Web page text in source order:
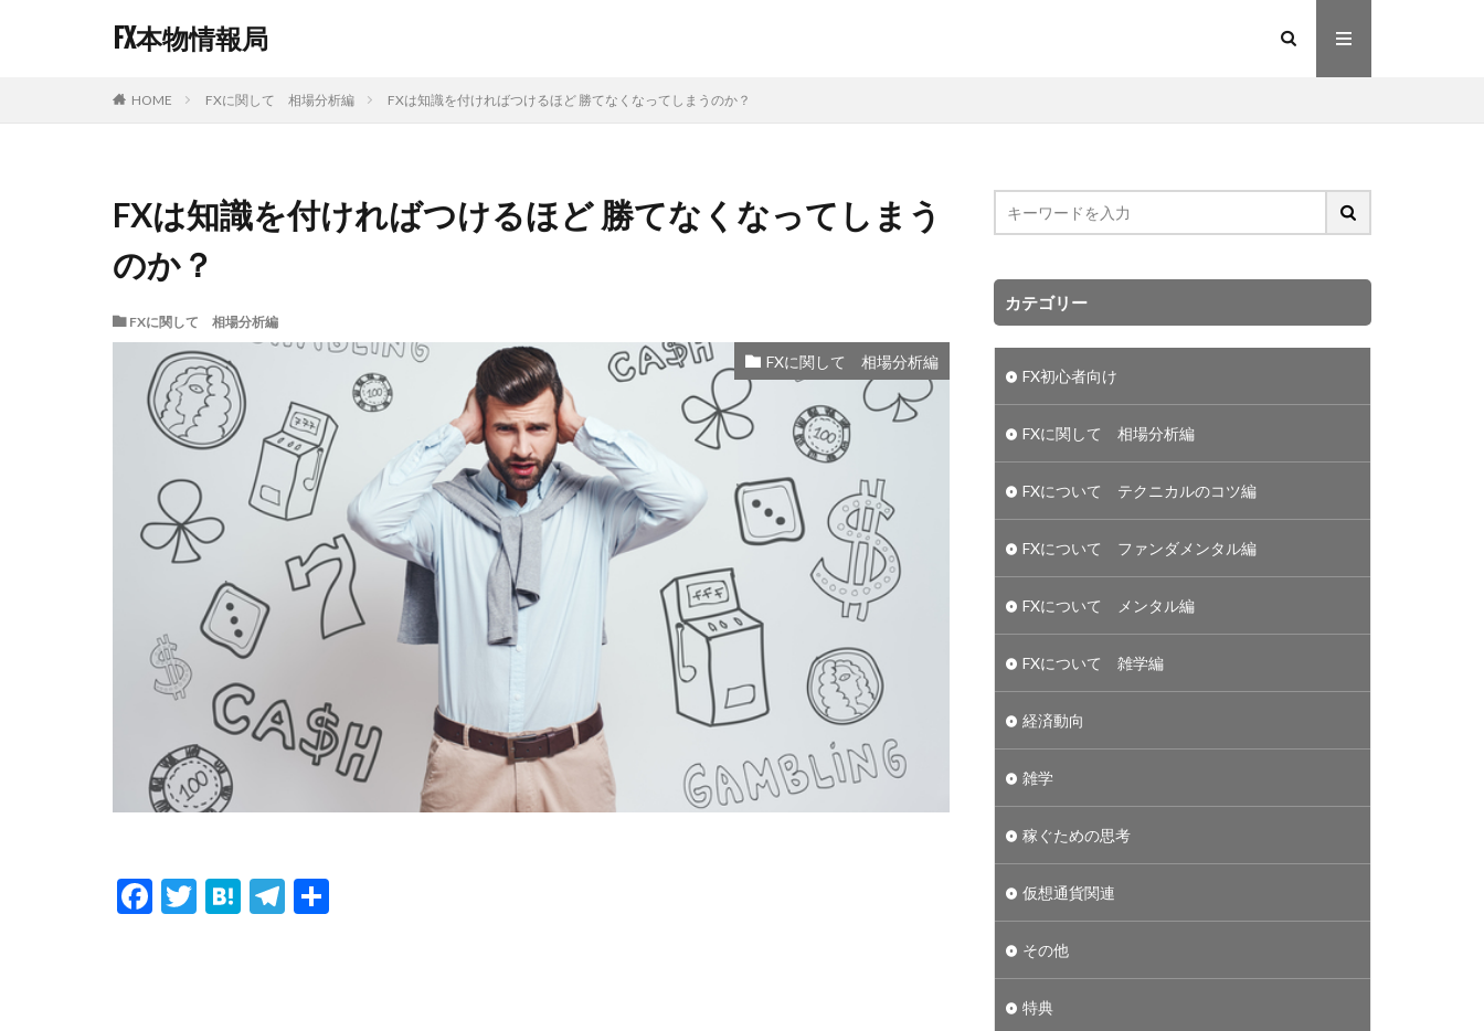
FX本物情報局
HOME FXに関して 相場分析編 FXは知識を付ければつけるほど 勝てなくなってしまうのか？
FXは知識を付ければつけるほど 勝てなくなってしまう
のか？
FXに関して 相場分析編
FXに関して 相場分析編
F
T
H T
カテゴリー
FX初心者向け
FXに関して 相場分析編
FXについて テクニカルのコツ編
FXについて ファンダメンタル編
FXについて メンタル編
FXについて 雑学編
経済動向
雑学
稼ぐための思考
仮想通貨関連
その他
特典